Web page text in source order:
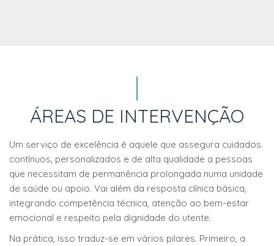
ÁREAS DE INTERVENÇÃO
Um serviço de excelência é aquele que assegura cuidados
contínuos, personalizados e de alta qualidade a pessoas
que necessitam de permanência prolongada numa unidade
de saúde ou apoio. Vai além da resposta clínica básica,
integrando competência técnica, atenção ao bem-estar
emocional e respeito pela dignidade do utente.
Na prática, isso traduz-se em vários pilares. Primeiro, a